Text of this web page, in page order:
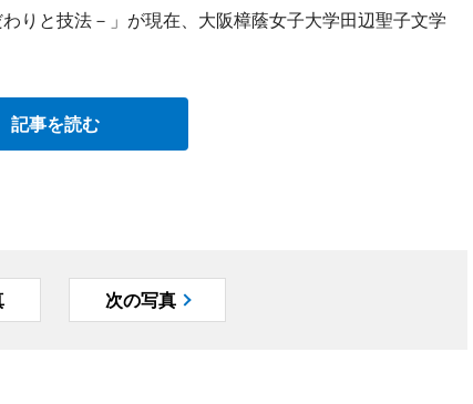
りと技法－」が現在、大阪樟蔭女子大学田辺聖子文学
記事を読む
次の写真